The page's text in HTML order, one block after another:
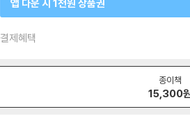
앱 다운 시 1천원 상품권
결제혜택
종이책
15,300